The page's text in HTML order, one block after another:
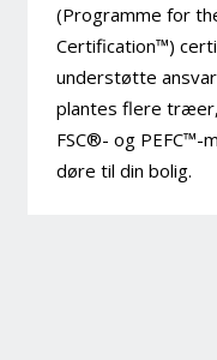
(Programme for
Certification™)
understøtte
plantes flere
FSC®- og PEFC™-
døre til din bolig.